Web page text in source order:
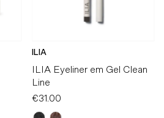
ILIA
ILIA Eyeliner em Gel Clean
Line
Preço
Normal
€31.00